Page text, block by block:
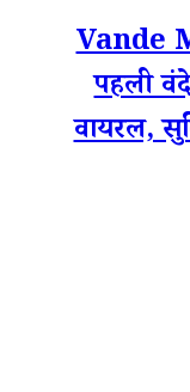
Vande
पहली
वायरल,